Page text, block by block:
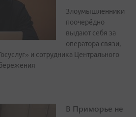
Злоумышленники
поочерёдно
выдают себя за
оператора связи,
и сотрудника Центрального
В Приморье не